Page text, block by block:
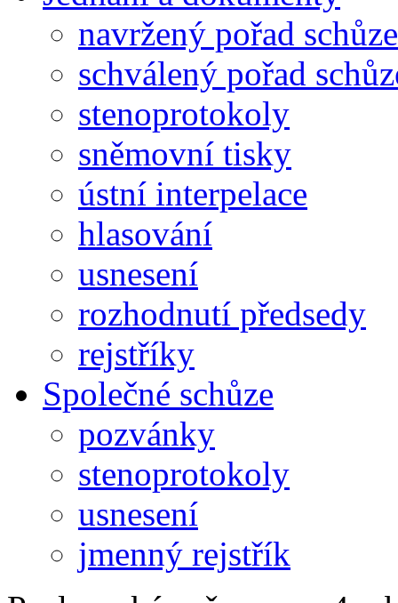
navržený pořad schůze
schválený pořad
stenoprotokoly
sněmovní tisky
ústní interpelace
hlasování
usnesení
rozhodnutí předsedy
rejstříky
Společné schůze
pozvánky
stenoprotokoly
usnesení
jmenný rejstřík